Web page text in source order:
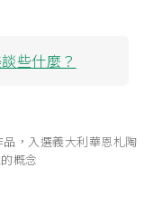
些什麼？
，入選義大利華恩札陶
概念